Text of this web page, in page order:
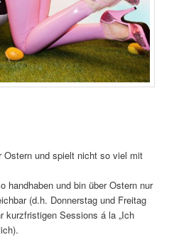
Ostern und spielt nicht so viel mit
handhaben und bin über Ostern nur
(d.h. Donnerstag und Freitag
kurzfristigen Sessions á la „Ich